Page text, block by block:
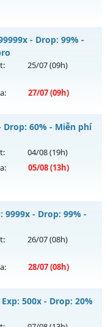
- Drop: 99% -
25/07(09h)
27/07(09h)
muhoalong.pro
09h ngày
Drop: 60% - Miễn phí
04/08(19h)
05/08(13h)
9999x - Drop: 99% -
26/07(08h)
28/07(08h)
muhoalong.pro
500x - Drop: 20%